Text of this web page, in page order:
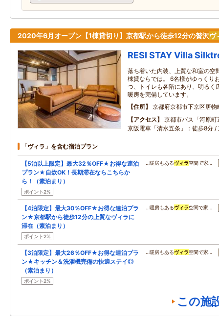
2020年6月オープン【1棟貸切り】京都駅から徒歩12分の贅沢ヴ
RESI STAY Villa
落ち着いた内装、上質な和室の空
棟貸ならでは。 6名様がゆっくり
つ、トイレも各階にあり、明るく
暖房を完備しています。
住所
京都府京都市下京区唐物
アクセス
京都市バス「河原
京阪電車「清水五条」：徒歩8分 /
「ヴィラ」を含む宿泊プラン
【5泊以上限定】最大32％OFF★お得な連泊
プラン★自炊OK！長期滞在ならこちらか
ら！（素泊まり）
ポイント2%
…暖房もあるヴィラ空間で家…
【4泊限定】最大30％OFF★お得な連泊プラ
ン★京都駅から徒歩12分の上質なヴィラに
滞在（素泊まり）
ポイント2%
…暖房もあるヴィラ空間で家…
【3泊限定】最大26％OFF★お得な連泊プラ
ン★キッチン＆洗濯機完備の快適ステイ◎
（素泊まり）
ポイント2%
…暖房もあるヴィラ空間で家…
この施